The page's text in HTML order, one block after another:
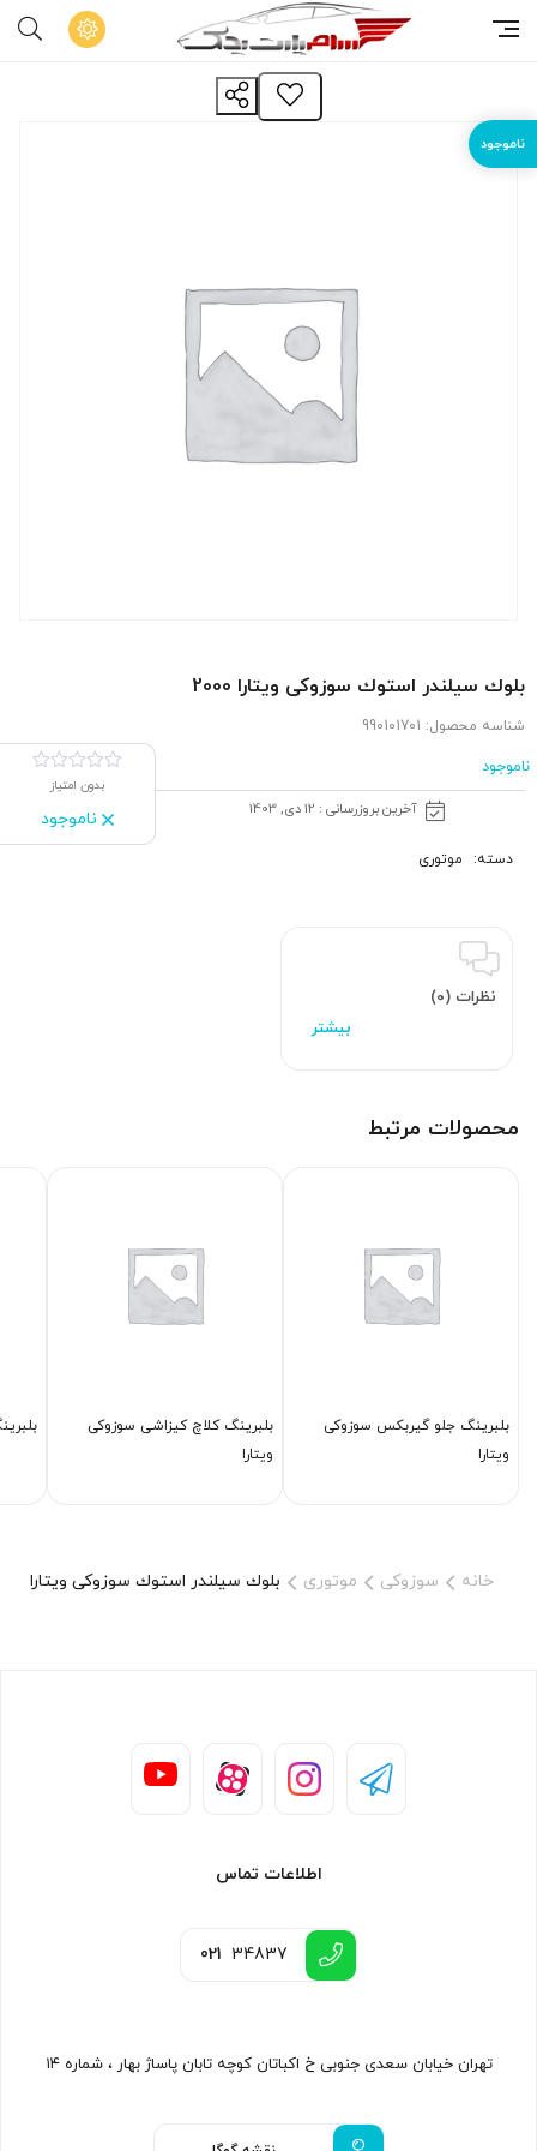
بلوك سیلندر استوك سوزوکی ویتارا 2000
شناسه محصول: 990101701
ناموجود
آخرین بروزرسانی : 12 دی, 1403
بدون امتیاز
ناموجود
دسته: موتوری
نظرات (0)
محصولات مرتبط
بلبرینگ جلو گیربكس سوزوکی
ویتارا
بلبرینگ كلاچ كیزاشی سوزوکی
ویتارا
بلبرینگ
خانه سوزوکی موتوری بلوك سیلندر استوك سوزوکی ویتارا 2000
اطلاعات تماس
021 34837
تهران خیابان سعدی جنوبی خ اکباتان کوچه تابان پاساژ بهار ، شماره ۱۴